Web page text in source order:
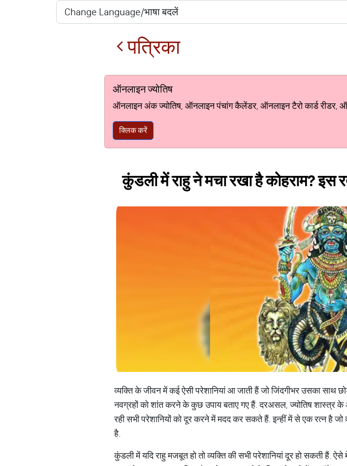
पत्रिका
ऑनलाइन ज्योतिष
ऑनलाइन अंक ज्योतिष, ऑनलाइन पंचांग कैलेंडर, ऑनलाइन टैरो कार्ड रीडर,
क्लिक करें
कुंडली में राहु ने मचा रखा है कोहराम? इस
व्यक्ति के जीवन में कई ऐसी परेशानियां आ जाती हैं जो जिंदगीभर उसका साथ
नवग्रहों को शांत करने के कुछ उपाय बताए गए हैं. दरअसल, ज्योतिष
रही सभी परेशानियों को दूर करने में मदद कर सकते हैं. इन्हीं में से एक रत्न है
है.
कुंडली में यदि राहु मजबूत हो तो व्यक्ति की सभी परेशानियां दूर हो सकती